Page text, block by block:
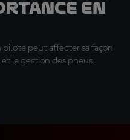
en
peut affecter sa façon
la gestion des pneus.